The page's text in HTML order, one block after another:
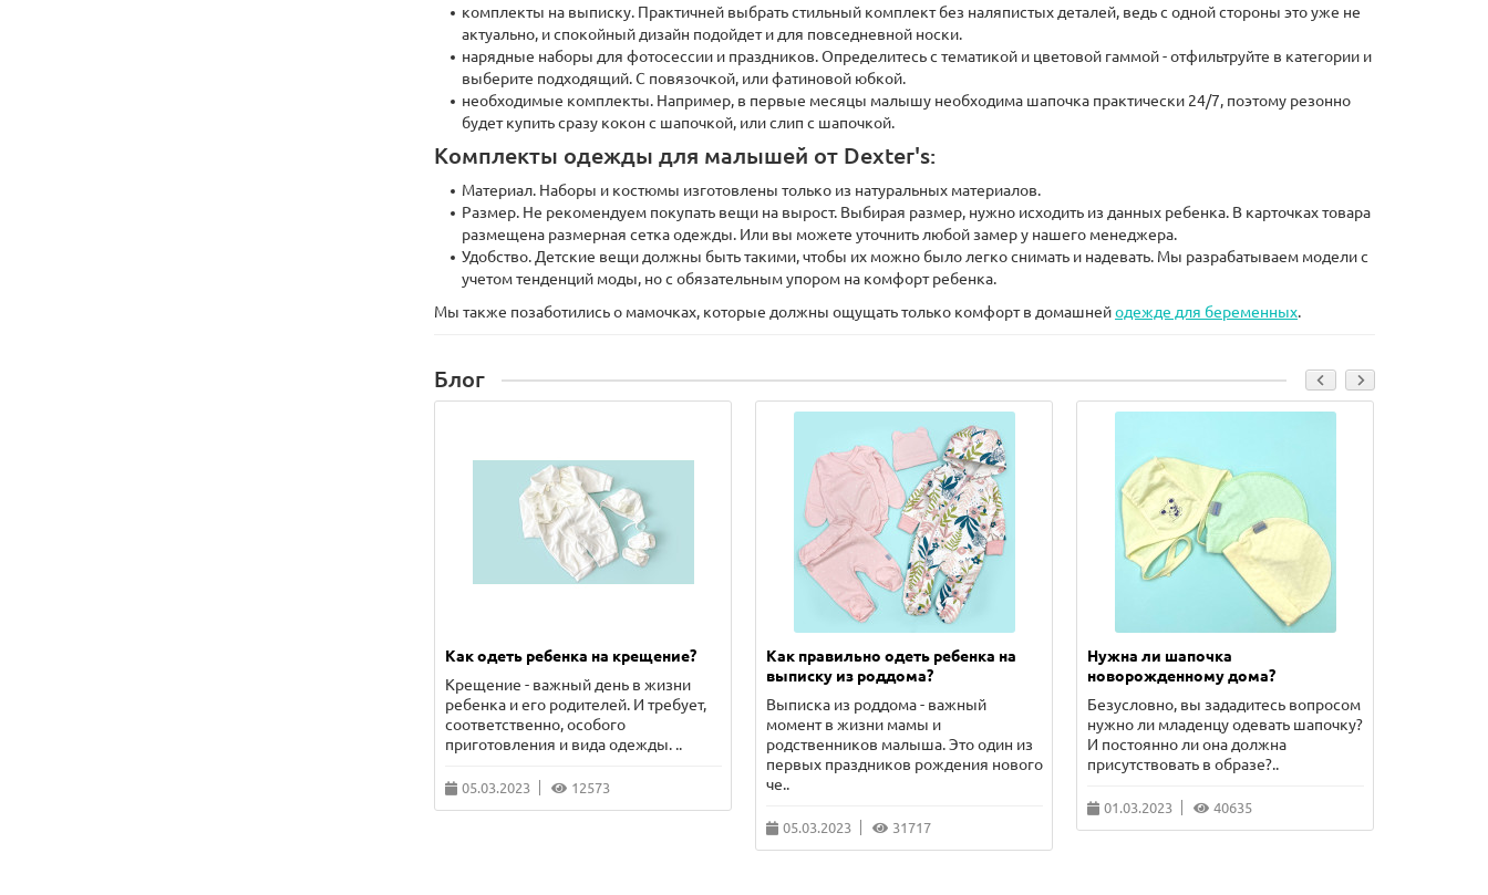
комплекты на выписку. Практичней выбрать стильный комплект без наляпистых деталей, ведь с одной стороны это уже не
актуально, и спокойный дизайн подойдет и для повседневной носки.
нарядные наборы для фотосессии и праздников. Определитесь с тематикой и цветовой гаммой - отфильтруйте в категории и
выберите подходящий. С повязочкой, или фатиновой юбкой.
необходимые комплекты. Например, в первые месяцы малышу необходима шапочка практически 24/7, поэтому резонно
будет купить сразу кокон с шапочкой, или слип с шапочкой.
Комплекты одежды для малышей от Dexter's:
Материал. Наборы и костюмы изготовлены только из натуральных материалов.
Размер. Не рекомендуем покупать вещи на вырост. Выбирая размер, нужно исходить из данных ребенка. В карточках товара
размещена размерная сетка одежды. Или вы можете уточнить любой замер у нашего менеджера.
Удобство. Детские вещи должны быть такими, чтобы их можно было легко снимать и надевать. Мы разрабатываем модели с
учетом тенденций моды, но с обязательным упором на комфорт ребенка.
Мы также позаботились о мамочках, которые должны ощущать только комфорт в домашнейодежде для беременных.
Блог
Как одеть ребенка на крещение?
Крещение - важный день в жизни
ребенка и его родителей. И требует,
соответственно, особого
приготовления и вида одежды. ..
05.03.2023 12573
Как правильно одеть ребенка на
выписку из роддома?
Выписка из роддома - важный
момент в жизни мамы и
родственников малыша. Это один из
первых праздников рождения нового
че..
05.03.2023 31717
Нужна ли шапочка
новорожденному дома?
Безусловно, вы зададитесь вопросом
нужно ли младенцу одевать шапочку?
И постоянно ли она должна
присутствовать в образе?..
01.03.2023 40635